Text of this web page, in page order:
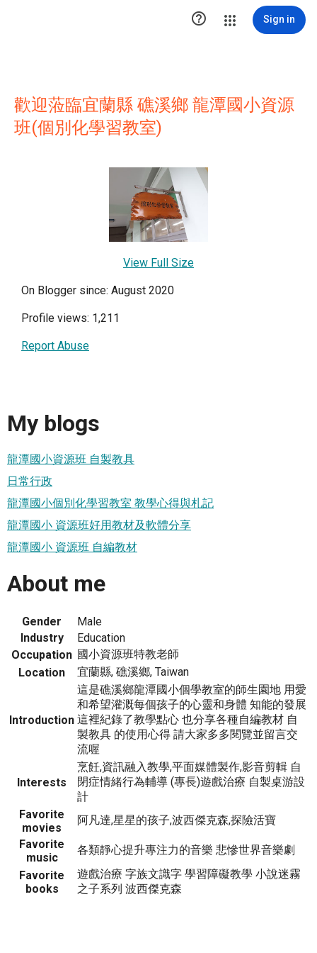
 Sign in
歡迎蒞臨宜蘭縣 礁溪鄉 龍潭國小資源
班(個別化學習教室)
View Full Size
On Blogger since: August 2020
Profile views: 1,211
Report Abuse
My blogs
龍潭國小資源班 自製教具
日常行政
龍潭國小個別化學習教室 教學心得與札記
龍潭國小 資源班好用教材及軟體分享
龍潭國小 資源班 自編教材
About me
Gender
Male
Industry
Education
Occupation 國小資源班特教老師
Location
宜蘭縣, 礁溪鄉, Taiwan
Introduction
這是礁溪鄉龍潭國小個學教室的師生園地 用愛
和希望灌溉每個孩子的心靈和身體 知能的發展
這裡紀錄了教學點心 也分享各種自編教材 自
製教具 的使用心得 請大家多多閱覽並留言交
流喔
Interests
烹飪,資訊融入教學,平面媒體製作,影音剪輯 自
閉症情緒行為輔導 (專長)遊戲治療 自製桌游設
計
Favorite
movies
阿凡達,星星的孩子,波西傑克森,探險活寶
Favorite
music
各類靜心提升專注力的音樂 悲慘世界音樂劇
Favorite
books
遊戲治療 字族文識字 學習障礙教學 小說迷霧
之子系列 波西傑克森